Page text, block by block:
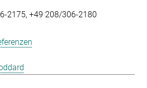
2175 +49 208/306-2180